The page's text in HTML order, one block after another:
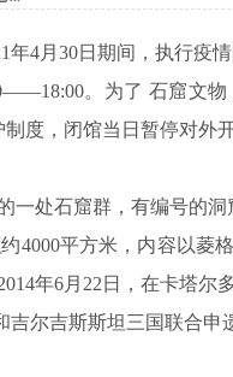
月30日期间，执行疫情
。为了 石窟文物
度，闭馆当日暂停对外
处石窟群，有编号的洞
4000平方米，内容以菱
年6月22日，在卡塔尔
尔吉斯斯坦三国联合申